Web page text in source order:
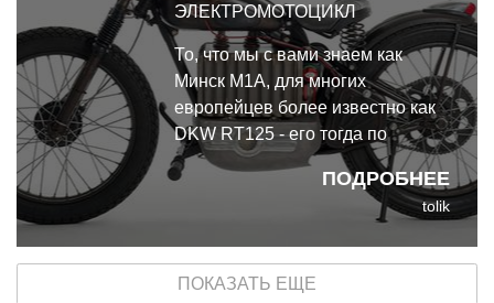
ЭЛЕКТРОМОТОЦИКЛ
ПОДРОБНЕЕ
То, что мы с вами знаем как
Минск М1А, для многих
европейцев более известно как
DKW RT125 - его тогда по
лицензии выпускали по всему
миру. В США как Harley Davidson
Hummer, японцы обозвали
именем BSA Bantam. И теперь
электромотоцикл на базе Минск
tolik
ПОКАЗАТЬ ЕЩЕ